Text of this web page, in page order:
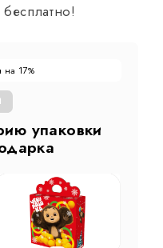
на 17%
упаковки